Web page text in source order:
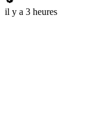
il y a 3 heures